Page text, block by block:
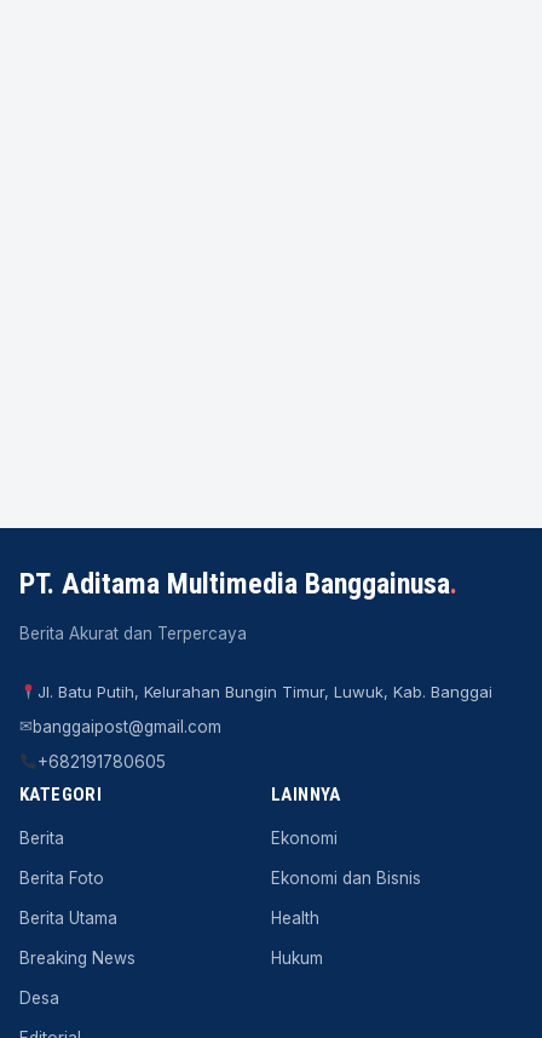
PT. Aditama Multimedia Banggainusa.
Berita Akurat dan Terpercaya
Jl. Batu Putih, Kelurahan Bungin Timur, Luwuk, Kab. Banggai
✉banggaipost@gmail.com
+682191780605
KATEGORI
Berita
Berita Foto
Berita Utama
Breaking News
Desa
LAINNYA
Ekonomi
Ekonomi dan Bisnis
Health
Hukum